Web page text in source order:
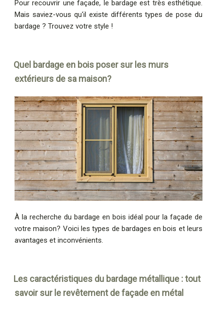
Pour recouvrir une façade, le bardage est très esthétique.
Mais saviez-vous qu'il existe différents types de pose du
bardage ? Trouvez votre style !
Quel bardage en bois poser sur les murs
extérieurs de sa maison?
À la recherche du bardage en bois idéal pour la façade de
votre maison? Voici les types de bardages en bois et leurs
avantages et inconvénients.
Les caractéristiques du bardage métallique : tout
savoir sur le revêtement de façade en métal